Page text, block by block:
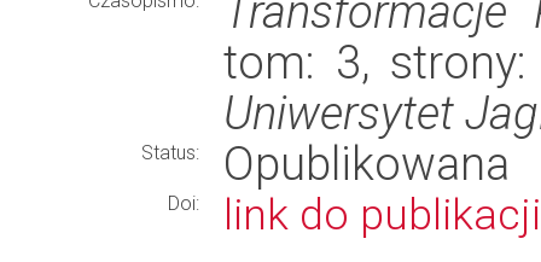
Transformacje
tom: 3,
Uniwersytet
Status: Opublikowana
Doi: link do publikacji